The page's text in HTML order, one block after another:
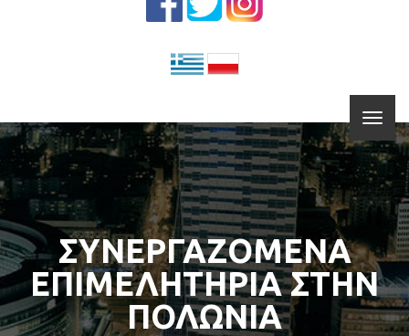
ΣΥΝΕΡΓΑΖΟΜΕΝΑ
ΕΠΙΜΕΛΗΤΗΡΙΑ ΣΤΗΝ
ΠΟΛΩΝΙΑ